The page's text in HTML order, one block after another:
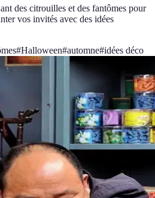
des citrouilles et des fantômes pour
vos invités avec des idées
#Halloween#automne#idées déco